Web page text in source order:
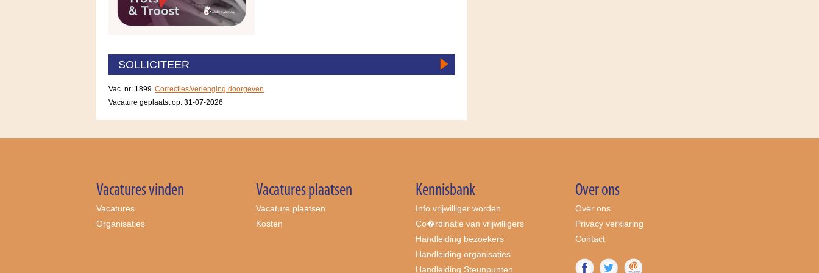
SOLLICITEER
Vac. nr: 1899 Correcties/verlenging doorgeven
Vacature geplaatst op: 31-07-2026
Vacatures vinden
Vacatures
Organisaties
Vacatures plaatsen
Vacature plaatsen
Kosten
Kennisbank
Info vrijwilliger worden
Co�rdinatie van vrijwilligers
Handleiding bezoekers
Handleiding organisaties
Handleiding Steunpunten
Over ons
Over ons
Privacy verklaring
Contact